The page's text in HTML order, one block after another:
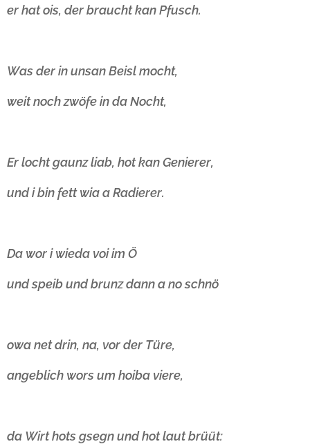
er hat ois, der braucht kan Pfusch.
Was der in unsan Beisl mocht,
weit noch zwöfe in da Nocht,
Er locht gaunz liab, hot kan Genierer,
und i bin fett wia a Radierer.
Da wor i wieda voi im Ö
und speib und brunz dann a no schnö
owa net drin, na, vor der Türe,
angeblich wors um hoiba viere,
da Wirt hots gsegn und hot laut brüüt: